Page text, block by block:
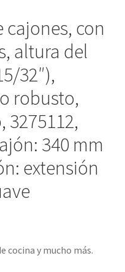
cajones, con
altura del
32″),
robusto,
3275112,
340 mm
extensión
cocina y mucho más.